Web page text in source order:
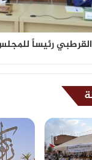
القرطبي رئيساً